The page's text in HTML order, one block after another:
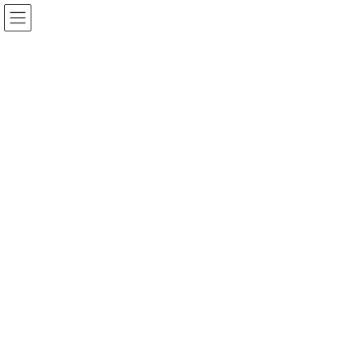
コ
ン
ナ
ビ